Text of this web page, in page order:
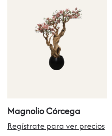
Magnolio Córcega
Regístrate para ver precios